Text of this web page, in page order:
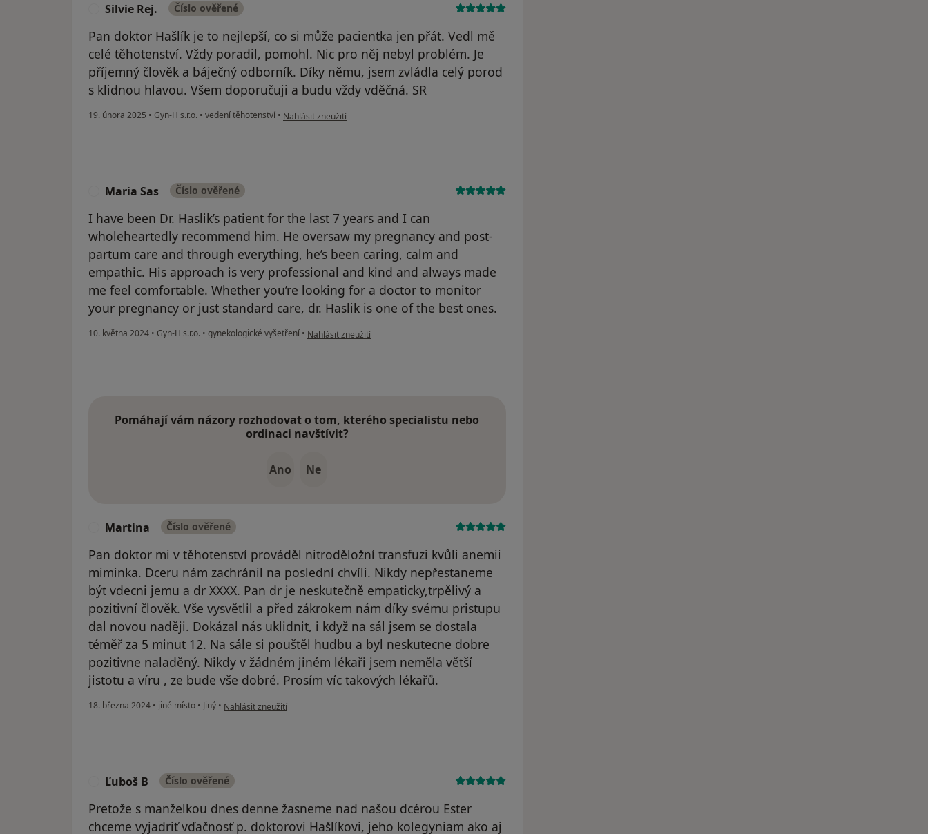
Silvie Rej. Číslo ověřené
Pan doktor Hašlík je to nejlepší, co si může pacientka jen přát. Vedl mě
celé těhotenství. Vždy poradil, pomohl. Nic pro něj nebyl problém. Je
příjemný člověk a báječný odborník. Díky němu, jsem zvládla celý porod
s klidnou hlavou. Všem doporučuji a budu vždy vděčná. SR
19. února 2025 • Gyn-H s.r.o. • vedení těhotenství • podle názoru uživatele Silvie Rej.
Nahlásit zneužití
Maria Sas Číslo ověřené
I have been Dr. Haslik’s patient for the last 7 years and I can
wholeheartedly recommend him. He oversaw my pregnancy and post-
partum care and through everything, he’s been caring, calm and
empathic. His approach is very professional and kind and always made
me feel comfortable. Whether you’re looking for a doctor to monitor
your pregnancy or just standard care, dr. Haslik is one of the best ones.
10. května 2024 • Gyn-H s.r.o. • gynekologické vyšetření • podle názoru uživatele Maria Sas
Nahlásit zneužití
Pomáhají vám názory rozhodovat o tom, kterého specialistu nebo
ordinaci navštívit?
Ano Ne
Martina Číslo ověřené
Pan doktor mi v těhotenství prováděl nitroděložní transfuzi kvůli anemii
miminka. Dceru nám zachránil na poslední chvíli. Nikdy nepřestaneme
být vdecni jemu a dr XXXX. Pan dr je neskutečně empaticky,trpělivý a
pozitivní člověk. Vše vysvětlil a před zákrokem nám díky svému pristupu
dal novou naději. Dokázal nás uklidnit, i když na sál jsem se dostala
téměř za 5 minut 12. Na sále si pouštěl hudbu a byl neskutecne dobre
pozitivne naladěný. Nikdy v žádném jiném lékaři jsem neměla větší
jistotu a víru , ze bude vše dobré. Prosím víc takových lékařů.
18. března 2024 • jiné místo • Jiný • podle názoru uživatele Martina
Nahlásit zneužití
Ľuboš B Číslo ověřené
Pretože s manželkou dnes denne žasneme nad našou dcérou Ester
chceme vyjadriť vďačnosť p. doktorovi Hašlíkovi, jeho kolegyniam ako aj